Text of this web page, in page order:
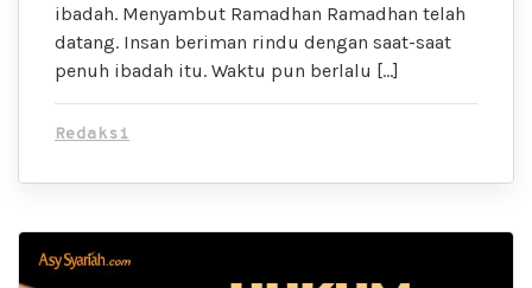
ibadah. Menyambut Ramadhan Ramadhan telah
datang. Insan beriman rindu dengan saat-saat
penuh ibadah itu. Waktu pun berlalu […]
Redaksi